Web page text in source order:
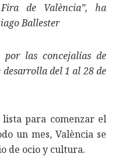
de València”, ha
Ballester
por las concejalías de
desarrolla del 1 al 28 de
para comenzar el
un mes, València se
de ocio y cultura.